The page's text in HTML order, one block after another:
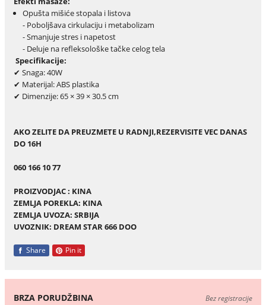
Opušta mišiće stopala i listova
- Poboljšava cirkulaciju i metabolizam
- Smanjuje stres i napetost
- Deluje na refleksološke tačke celog tela
Specifikacije:
✔ Snaga: 40W
✔ Materijal: ABS plastika
✔ Dimenzije: 65 × 39 × 30.5 cm
AKO ZELITE DA PREUZMETE U RADNJI,REZERVISITE VEC DANAS
DO 16H
060 166 10 77
PROIZVODJAC : KINA
ZEMLJA POREKLA: KINA
ZEMLJA UVOZA: SRBIJA
UVOZNIK: DREAM STAR 666 DOO
Share Pin it
BRZA PORUDŽBINA Bez registracije